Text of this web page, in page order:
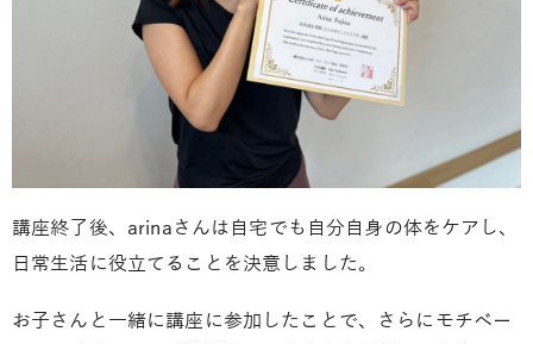
講座終了後、arinaさんは自宅でも自分自身の体をケアし、
日常生活に役立てることを決意しました。
お子さんと一緒に講座に参加したことで、さらにモチベー